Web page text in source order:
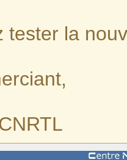
tester la